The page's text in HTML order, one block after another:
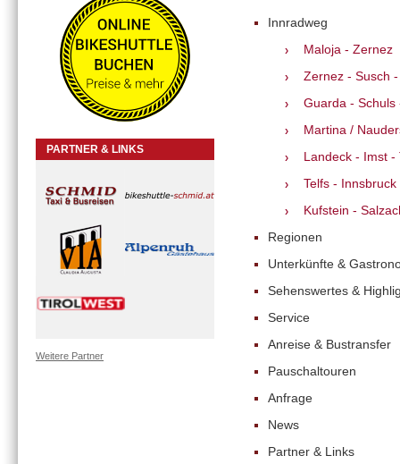
PARTNER & LINKS
Weitere Partner
Innradweg
Maloja - Zernez
Zernez - Susch
Guarda -
Martina /
Landeck - Imst -
Telfs -
Kufstein -
Regionen
Unterkünfte &
Sehenswertes &
Service
Anreise & Bustransfer
Pauschaltouren
Anfrage
News
Partner & Links